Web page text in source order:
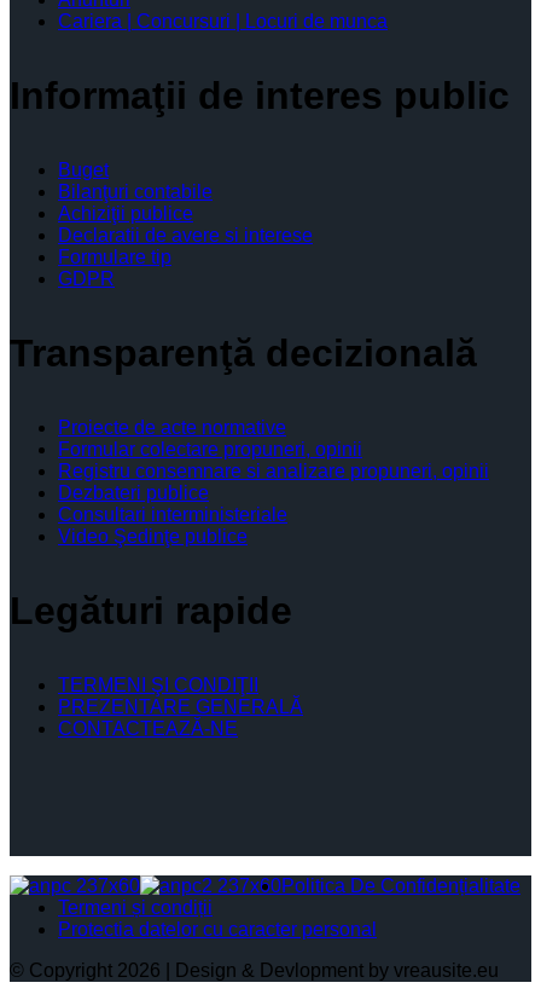
Cariera | Concursuri | Locuri de munca
Informaţii de interes public
Buget
Bilanţuri contabile
Achiziţii publice
Declaratii de avere si interese
Formulare tip
GDPR
Transparenţă decizională
Proiecte de acte normative
Formular colectare propuneri, opinii
Registru consemnare si analizare propuneri, opinii
Dezbateri publice
Consultari interministeriale
Video Şedinţe publice
Legături rapide
TERMENI ŞI CONDIŢII
PREZENTARE GENERALĂ
CONTACTEAZĂ-NE
Politica De Confidențialitate
Termeni și condiții
Protectia datelor cu caracter personal
© Copyright 2026 | Design & Devlopment by vreausite.eu